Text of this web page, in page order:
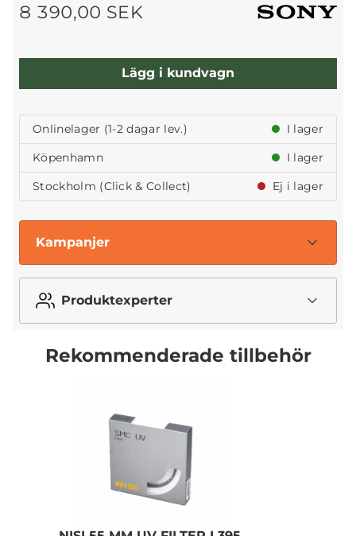
8 390,00 SEK
Lägg i kundvagn
Onlinelager (1-2 dagar lev.)
I lager
Köpenhamn
I lager
Stockholm (Click & Collect)
Ej i lager
Kampanjer
Produktexperter
Rekommenderade tillbehör